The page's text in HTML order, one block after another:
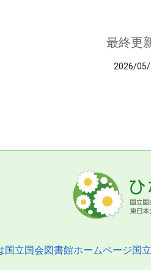
最終更
2026/05/
国立国会図書館ホームページ国